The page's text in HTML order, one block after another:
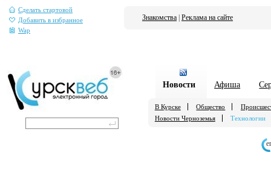
Сделать стартовой
Добавить в избранное
Wap
Знакомства Реклама на сайте
Новости Афиша
В Курске Общество
Новости Черноземья
Технологии